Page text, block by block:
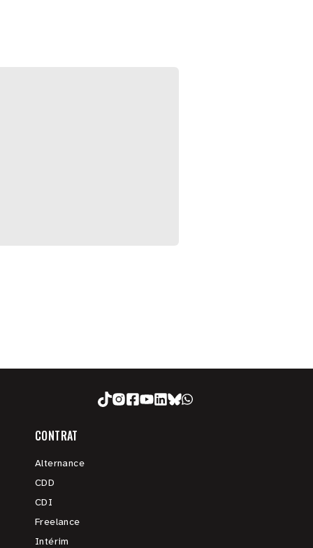
CONTRAT
Alternance
CDD
CDI
Freelance
Intérim